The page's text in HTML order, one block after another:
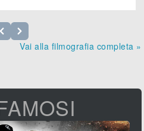
Vai alla filmografia completa »